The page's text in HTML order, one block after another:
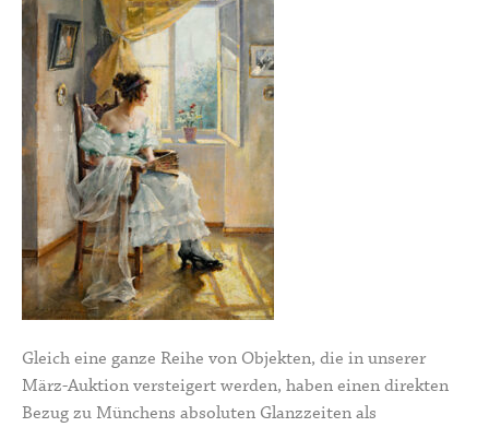
Gleich eine ganze Reihe von Objekten, die in unserer
März-Auktion versteigert werden, haben einen direkten
Bezug zu Münchens absoluten Glanzzeiten als